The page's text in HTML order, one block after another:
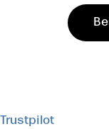
Trustpilot